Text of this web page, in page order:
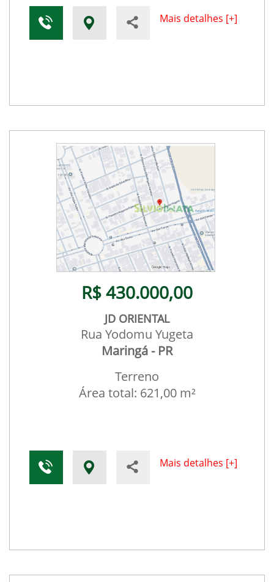
Mais detalhes [+]
R$ 430.000,00
JD ORIENTAL
Rua Yodomu Yugeta
Maringá - PR
Terreno
Área total: 621,00 m²
Mais detalhes [+]